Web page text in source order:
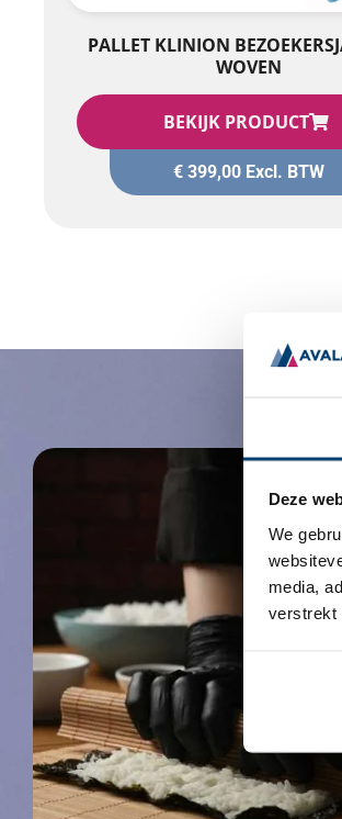
Deze
We
media,
verstrekt
PALLET KLINION
WOVEN
BEKIJK PRODUCT
€399,00Excl. BTW